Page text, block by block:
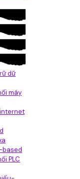
dữ
máy
based
PLC